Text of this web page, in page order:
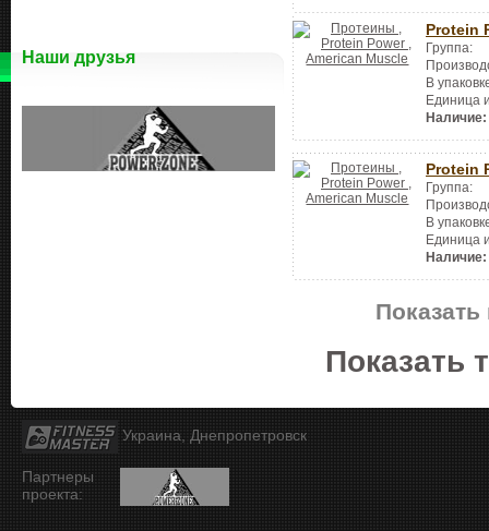
Наши друзья
Protein
Группа:
В
Единица
Наличие:
Protein
Группа:
В
Единица
Наличие:
Показать
Украина, Днепропетровск
Партнеры
проекта: